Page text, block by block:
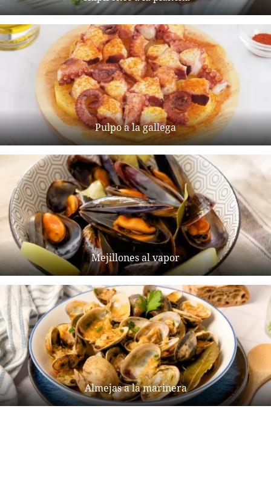
Pulpo a la gallega
Mejillones al vapor
Almejas a la marinera